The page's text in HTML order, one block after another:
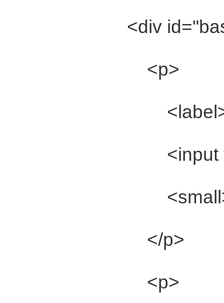
<div id=
<p>
<label>作者
<input
<small>*</
</p>
<p>